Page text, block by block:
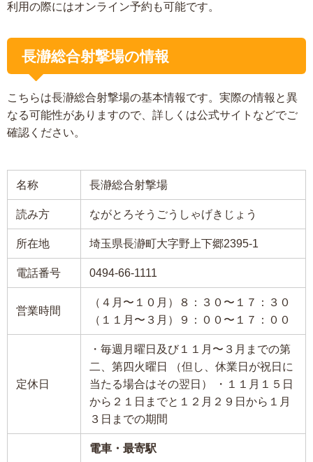
利用の際にはオンライン予約も可能です。
長瀞総合射撃場の情報
こちらは長瀞総合射撃場の基本情報です。実際の情報と異
なる可能性がありますので、詳しくは公式サイトなどでご
確認ください。
名称 長瀞総合射撃場
読み方 ながとろそうごうしゃげきじょう
所在地 埼玉県長瀞町大字野上下郷2395-1
電話番号 0494-66-1111
営業時間
（４月〜１０月）８：３０〜１７：３０
（１１月〜３月）９：００〜１７：００
定休日
・毎週月曜日及び１１月〜３月までの第
二、第四火曜日 （但し、休業日が祝日に
当たる場合はその翌日） ・１１月１５日
から２１日までと１２月２９日から１月
３日までの期間
電車・最寄駅